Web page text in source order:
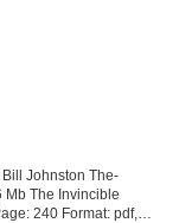
Johnston The-
Mb The Invincible
240 Format: pdf,